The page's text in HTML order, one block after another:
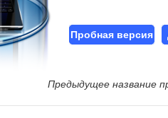
Пробная версия
Предыдущее название